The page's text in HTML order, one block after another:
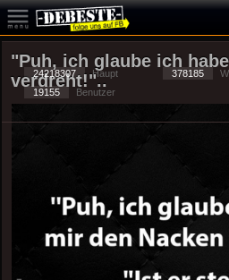
"Puh, ich glaube ich
verdreht!"..
24218307 Haupt 378185
19155
Benutzer